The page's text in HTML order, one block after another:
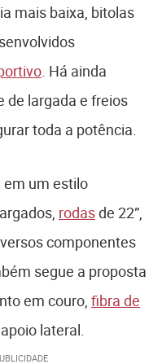
mais baixa, bitolas
. Há ainda
de largada e freios
toda a potência.
em um estilo
rodasde 22”,
componentes
segue a proposta
em couro, fibra de
lateral.